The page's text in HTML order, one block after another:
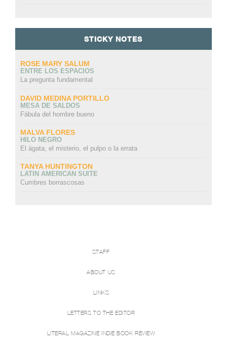
STICKY NOTES
ROSE MARY SALUM
ENTRE LOS ESPACIOS
La pregunta fundamental
DAVID MEDINA PORTILLO
MESA DE SALDOS
Fábula del hombre bueno
MALVA FLORES
HILO NEGRO
El ágata, el misterio, el pulpo o la errata
TANYA HUNTINGTON
LATIN AMERICAN SUITE
Cumbres borrascosas
STAFF
ABOUT US
LINKS
LETTERS TO THE EDITOR
LITERAL MAGAZINE INDIE BOOK REVIEW